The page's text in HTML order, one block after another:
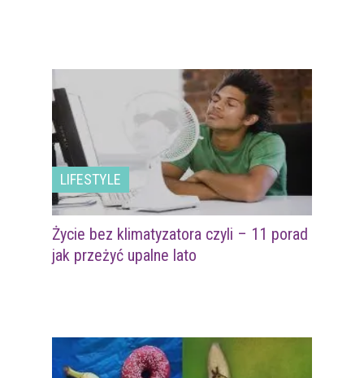
LIFESTYLE
Życie bez klimatyzatora czyli – 11 porad
jak przeżyć upalne lato